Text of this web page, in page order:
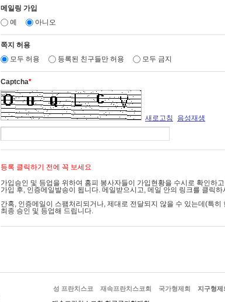
3. 가톨릭 프란치스칸 정보 열람 무료
② 국가형제회는 서비스 요금을 변경할 수 있으며 요구에 관한 세부사항
제9조(서비스 종류)
② 서비스의 종류는 다음과 같습니다.
1. 인터넷 온라인을 통한 재속프란치스코회 정신, 설립자 소개 및 사도직
2. 재속프란치스코회 회원과 봉사자들 위한 공간
3. 커뮤니티 운영
4. 기타 프란치스칸 수도회 관련 정보서비스
국가형제회는 다음 각호에 해당되는 경우 서비스의 일부 혹은 전부의 제
① 서비스용 설비의 보수 등 공사로 인한 부득이한 경우나 전기통신 사업
기통신사업법에 규정된 기간 통신사업자가 전기통신서비스를 중지했을
② 국가비상사태, 정전, 서비스 설비 장애, 서비스 이용의 폭주 등.
메일링 가입
예
아니오
쪽지 허용
모두 허용
등록된 친구들만 허용 모두 금지
Captcha*
새로고침 음성재생
등록 클릭하기 전에 꼭 보세요
가입승인 및 등업을 위하여 홈피 봉사자들이 가입현황을 수시로 확인하
가입 후, 인증메일발송이 됩니다. 메일받으시고, 메일 안의 링크를 클릭
간혹, 인증메일이 스팸처리되거나, 제대로 전달되지 않을 수 있는데(특
최종 승인 및 등업해 드립니다.
성 프란치스코 재속프란치스코회 국가형제회 지구형제